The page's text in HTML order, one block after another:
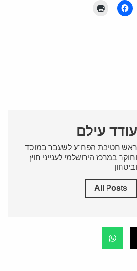
עודד עילם
ראש חטיבת הפח"ע לשעבר במוסד
וחוקר במרכז הירושלמי לענייני חוץ
וביטחון
All Posts